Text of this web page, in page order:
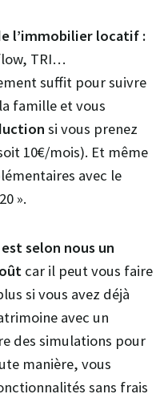
l’immobilier locatif :
TRI…
suffit pour suivre
famille et vous
si vous prenez
10€/mois). Et même
avec le
».
selon nous un
car il peut vous faire
si vous avez déjà
avec un
des simulations pour
manière, vous
sans frais